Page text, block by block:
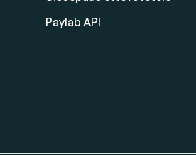
Paylab API